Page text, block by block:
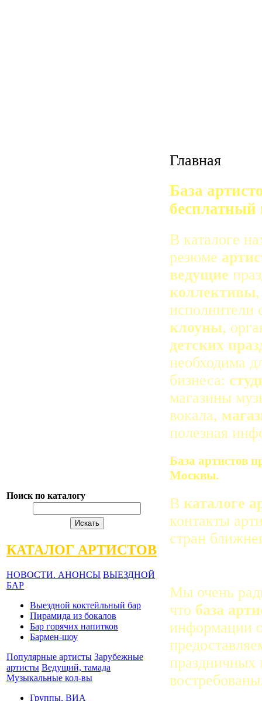
Поиск по каталогу
КАТАЛОГ АРТИСТОВ
НОВОСТИ. АНОНСЫ ВЫЕЗДНОЙ
БАР
Выездной коктейльный бар
Пирамида из бокалов
Бар горячих напитков
Бармен-шоу
Популярные артисты Зарубежные
артисты Ведущий, тамада
Музыкальные кол-вы
Группы, ВИА
Главная
База
бесплатный
В каталоге
резюме
ведущие
коллективы
исполнители
клоуны,
детских
необходима
бизнеса:
магазины
вокала,
полезная
База артистов
Москвы.
В каталоге
контакты
стран
Мы очень
что база
информации
праздничных